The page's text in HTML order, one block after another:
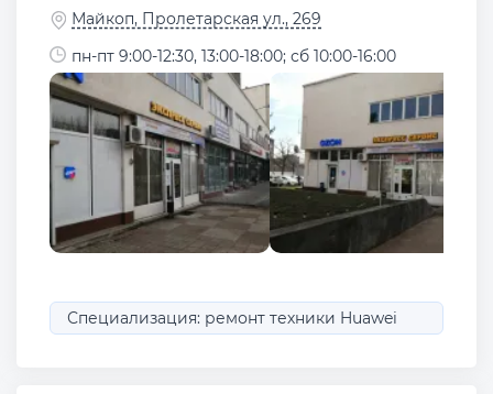
Майкоп, Пролетарская ул., 269
пн-пт 9:00-12:30, 13:00-18:00; сб 10:00-16:00
Специализация: ремонт техники Huawei